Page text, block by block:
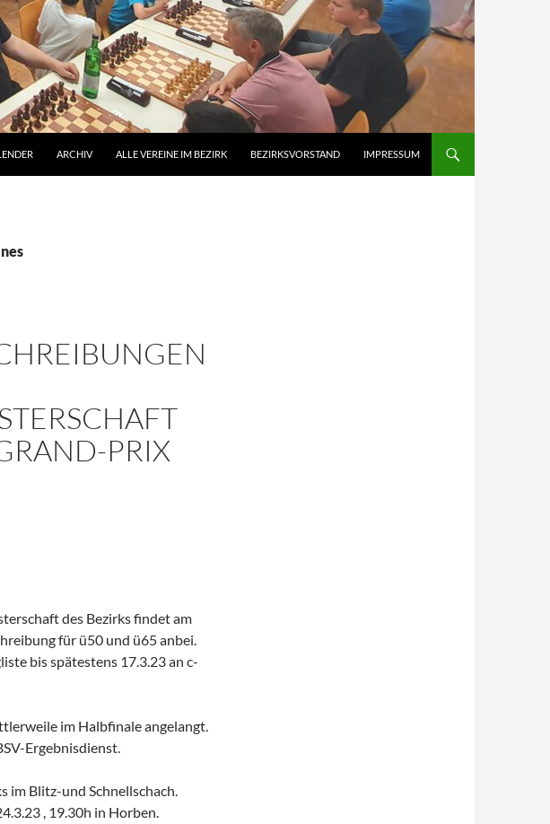
ARCHIV ALLE VEREINE IM BEZIRK BEZIRKSVORSTAND IMPRESSUM
PRIX
des Bezirks findet am
für ü50 und ü65 anbei.
bis spätestens 17.3.23 an c-
im Halbfinale angelangt.
Ergebnisdienst.
im Blitz-und Schnellschach.
, 19.30h in Horben.